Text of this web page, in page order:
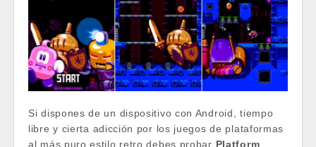
Si dispones de un dispositivo con Android, tiempo
libre y cierta adicción por los juegos de plataformas
al más puro estilo retro debes probar Platform